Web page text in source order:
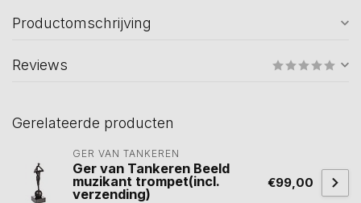
Productomschrijving
Reviews
Gerelateerde producten
GER VAN TANKEREN
Ger van Tankeren Beeld
muzikant trompet(incl.
verzending)
€99,00